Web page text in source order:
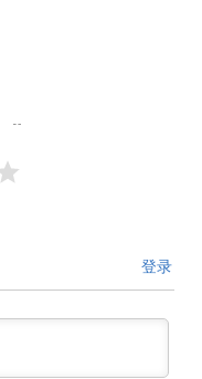
登录